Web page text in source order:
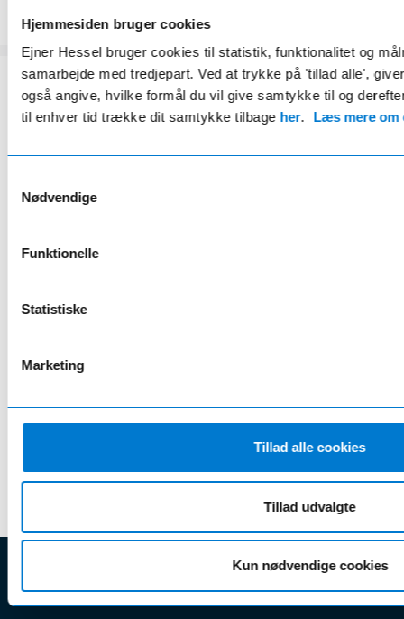
Hjemmesiden bruger cookies
Ejner Hessel bruger cookies til statistik, funktionalitet og
samarbejde med tredjepart. Ved at trykke på 'tillad alle',
også angive, hvilke formål du vil give samtykke til og
til enhver tid trække dit samtykke tilbage her. Læs mere om
Nødvendige
Funktionelle
Statistiske
Marketing
Tillad alle cookies
Tillad udvalgte
Kun nødvendige cookies
HESSEL STARPLUS COMPLETE
Fordelsaftale
2 årlige hjulskift inkl. opbevaring
* Rabat opnås v. årlig betaling
EJNER HESSEL